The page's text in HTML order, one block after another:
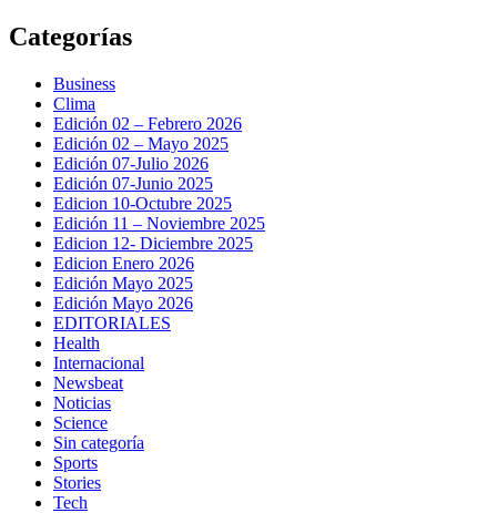
Saltar
al
Categorías
Business
Clima
Edición 02 – Febrero 2026
Edición 02 – Mayo 2025
Edición 07-Julio 2026
Edición 07-Junio 2025
Edicion 10-Octubre 2025
Edición 11 – Noviembre 2025
Edicion 12- Diciembre 2025
Edicion Enero 2026
Edición Mayo 2025
Edición Mayo 2026
EDITORIALES
Health
Internacional
Newsbeat
Noticias
Science
Sin categoría
Sports
Stories
Tech